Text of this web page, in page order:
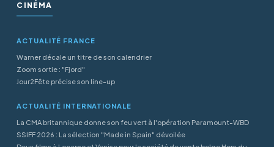
CINÉMA
ACTUALITÉ FRANCE
Warner décale un titre de son calendrier
Zoom sortie : "Fjord"
Jour2Fête précise son line-up
ACTUALITÉ INTERNATIONALE
La CMA britannique donne son feu vert à l'opération Paramount-WBD
SSIFF 2026 : La sélection "Made in Spain" dévoilée